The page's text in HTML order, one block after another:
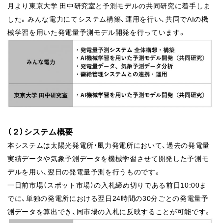
月より東京大学 田中研究室と予測モデルの共同研究に着手しま
した。みんな電力にてシステム構築、運用を行い、共同でAIの機
械学習を用いた発電量予測モデル開発を行っています。
（２）システム概要
本システムは太陽光発電所・風力発電所において、過去の発電量
実績データや気象予測データを機械学習させて開発した予測モ
デルを用い、翌日の発電量予測を行うものです。
一日前市場（スポット市場）の入札締め切りである前日10:00ま
でに、単独の発電所における翌日24時間の30分ごとの発電量予
測データを算出でき、同市場の入札に反映することが可能です。